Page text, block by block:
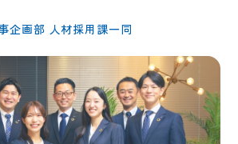
企画部 人材採用課一同